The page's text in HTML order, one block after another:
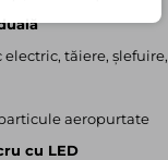
tăiere,
aeropurtate
cu LED